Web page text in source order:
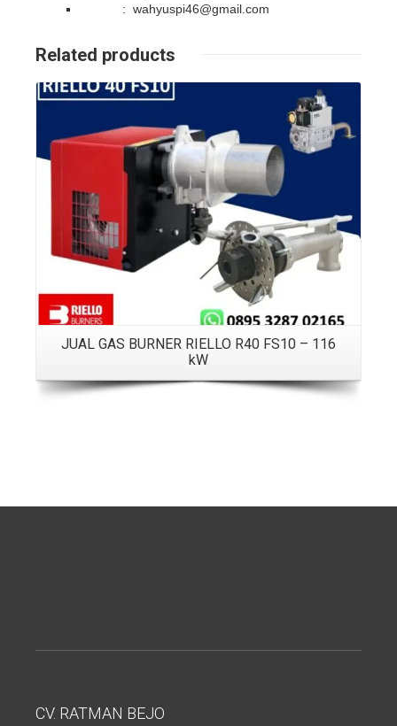
: wahyuspi46@gmail.com
Related products
Details
JUAL GAS BURNER RIELLO R40 FS10 – 116
kW
CV. RATMAN BEJO